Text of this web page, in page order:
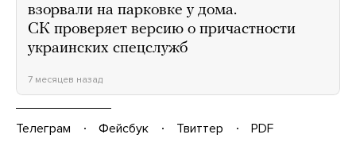
взорвали на парковке у дома.
СК проверяет версию о причастности
украинских спецслужб
7 месяцев назад
Телеграм Фейсбук Твиттер
PDF